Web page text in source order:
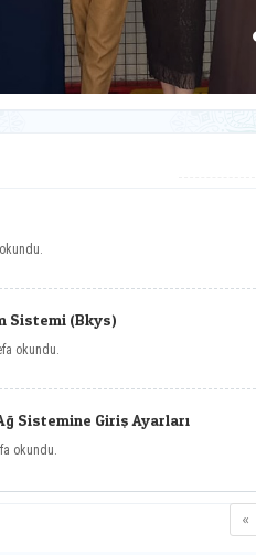
Sistemi (Bkys)
okundu.
Sistemine Giriş Ayarları
okundu.
«